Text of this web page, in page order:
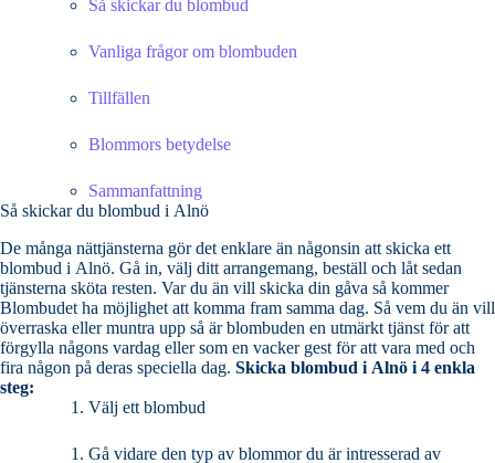
Så skickar du blombud
Vanliga frågor om blombuden
Tillfällen
Blommors betydelse
Sammanfattning
Så skickar du blombud i Alnö
De många nättjänsterna gör det enklare än någonsin att skicka ett
blombud i Alnö. Gå in, välj ditt arrangemang, beställ och låt sedan
tjänsterna sköta resten. Var du än vill skicka din gåva så kommer
Blombudet ha möjlighet att komma fram samma dag. Så vem du än vill
överraska eller muntra upp så är blombuden en utmärkt tjänst för att
förgylla någons vardag eller som en vacker gest för att vara med och
fira någon på deras speciella dag. Skicka blombud i Alnö i 4 enkla
steg:
Välj ett blombud
Gå vidare den typ av blommor du är intresserad av